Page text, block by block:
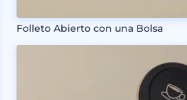
Folleto Abierto con una Bolsa